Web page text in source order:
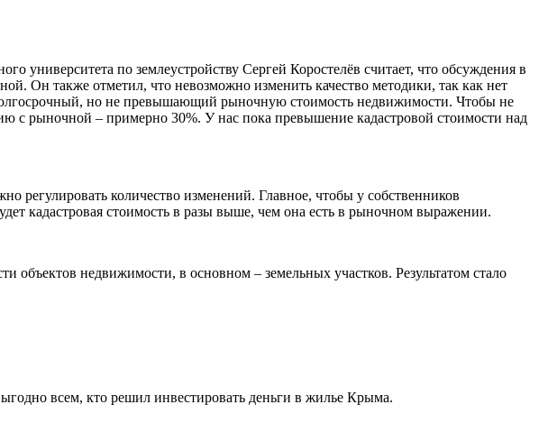
университета по землеустройству Сергей Коростелёв считает, что обсуждения в
Он также отметил, что невозможно изменить качество методики, так как нет
но не превышающий рыночную стоимость недвижимости. Чтобы не
с рыночной – примерно 30%. У нас пока превышение кадастровой стоимости над
регулировать количество изменений. Главное, чтобы у собственников
кадастровая стоимость в разы выше, чем она есть в рыночном выражении.
объектов недвижимости, в основном – земельных участков. Результатом стало
всем, кто решил инвестировать деньги в жилье Крыма.